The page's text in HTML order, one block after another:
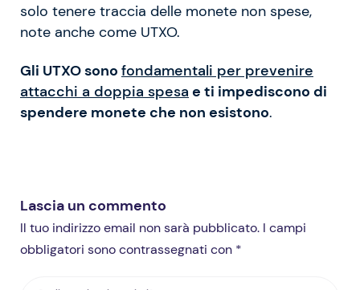
solo tenere traccia delle monete non spese,
note anche come UTXO.
Gli UTXO sono fondamentali per prevenire
attacchi a doppia spesa e ti impediscono di
spendere monete che non esistono.
Lascia un commento
Il tuo indirizzo email non sarà pubblicato. I campi
obbligatori sono contrassegnati con *